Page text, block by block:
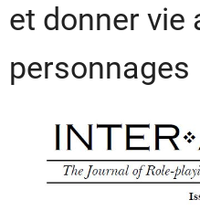
et donner vie
personnages